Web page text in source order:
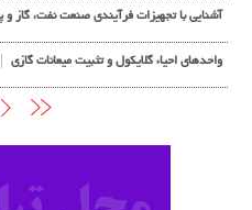
آشنایی با تجهیزات فرآیندی صنعت نفت، گاز و
واحدهای احیاء گلایکول و تثبیت میعانات گازی